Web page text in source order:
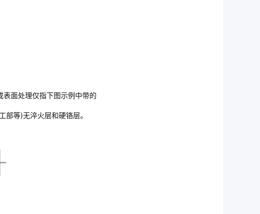
面处理仅指下图示例中带的
等)无淬火层和硬铬层。